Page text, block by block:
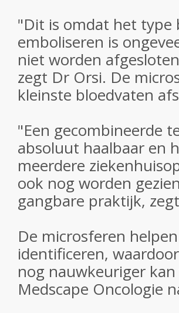
"Dit is omdat het type
emboliseren is
niet worden
zegt Dr Orsi. De
kleinste bloedvaten
"Een gecombineerde
absoluut haalbaar en
meerdere
ook nog worden
gangbare praktijk,
De microsferen
identificeren,
nog nauwkeuriger
Medscape Oncologie